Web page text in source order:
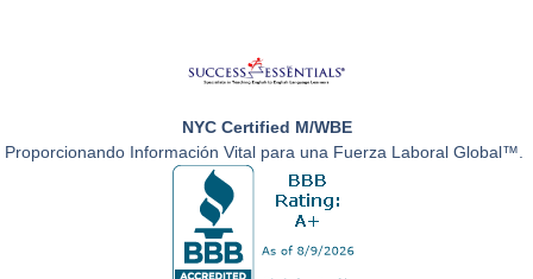
NYC Certified M/WBE
Proporcionando Información Vital para una Fuerza Laboral Global™.